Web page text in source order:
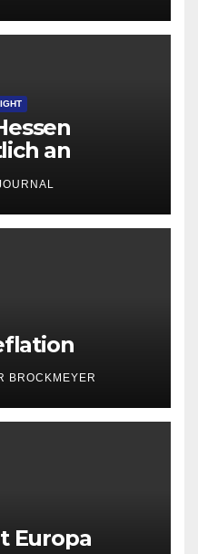
an
BROCKMEYER
Europa